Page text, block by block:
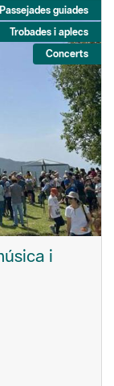
Passejades guiades
Trobades i aplecs
Concerts
i